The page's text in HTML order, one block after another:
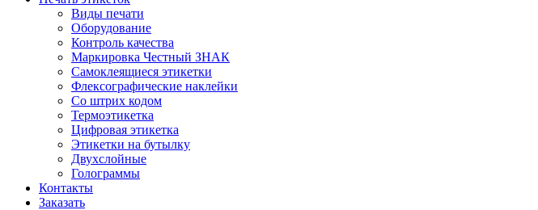
Виды печати
Оборудование
Контроль качества
Маркировка Честный ЗНАК
Самоклеящиеся этикетки
Флексографические наклейки
Со штрих кодом
Термоэтикетка
Цифровая этикетка
Этикетки на бутылку
Двухслойные
Голограммы
Контакты
Заказать